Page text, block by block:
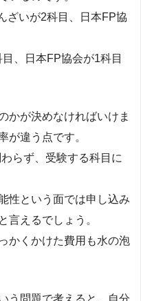
ざいが2科目、日本FP協
、日本FP協会が1科目
かが決めなければいけま
が違う点です。
らず、受験する科目に
性という面では申し込み
言えるでしょう。
かくかけた費用も水の泡